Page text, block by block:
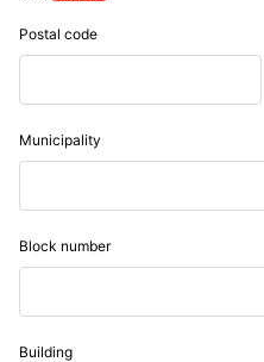
Postal code
Municipality
Block number
Building